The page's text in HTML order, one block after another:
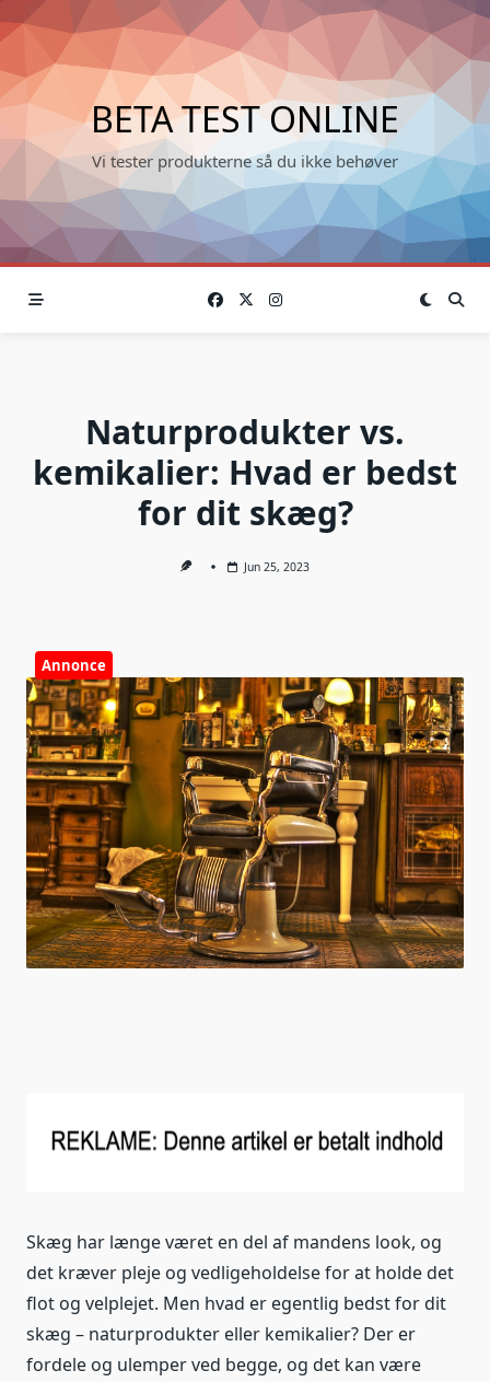
Skip
to
content
BETA TEST ONLINE
Vi tester produkterne så du ikke behøver
Naturprodukter vs.
kemikalier: Hvad er bedst
for dit skæg?
Jun 25, 2023
Annonce
Skæg har længe været en del af mandens look, og
det kræver pleje og vedligeholdelse for at holde det
flot og velplejet. Men hvad er egentlig bedst for dit
skæg – naturprodukter eller kemikalier? Der er
fordele og ulemper ved begge, og det kan være